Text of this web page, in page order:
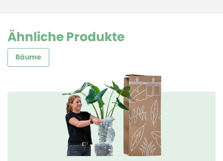
Ähnliche Produkte
Bäume